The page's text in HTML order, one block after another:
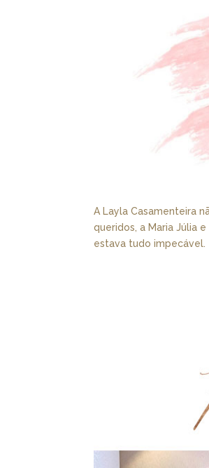
A Layla Casamenteira
queridos, a Maria Júlia
estava tudo impecável.